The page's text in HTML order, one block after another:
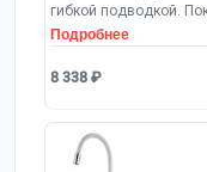
гибкой подводкой.
Подробнее
8 338 ₽